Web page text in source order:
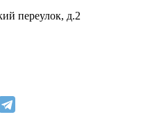
переулок, д.2